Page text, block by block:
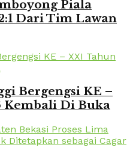
Piala
Dari Tim Lawan
Bergengsi KE –
Kembali Di Buka